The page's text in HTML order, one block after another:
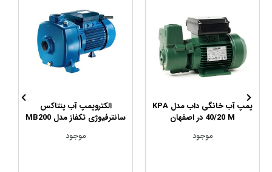
پمپ آب خانگی داب مدل KPA
40/20 M در اصفهان
موجود
الکتروپمپ آب پنتاکس
سانترفیوژی تکفاز مدل MB200
موجود